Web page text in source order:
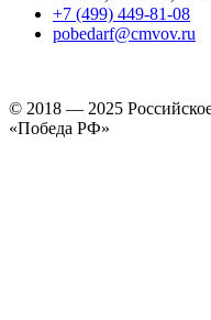
+7 (499) 449-81-08
pobedarf@cmvov.ru
© 2018 — 2025
«Победа РФ»